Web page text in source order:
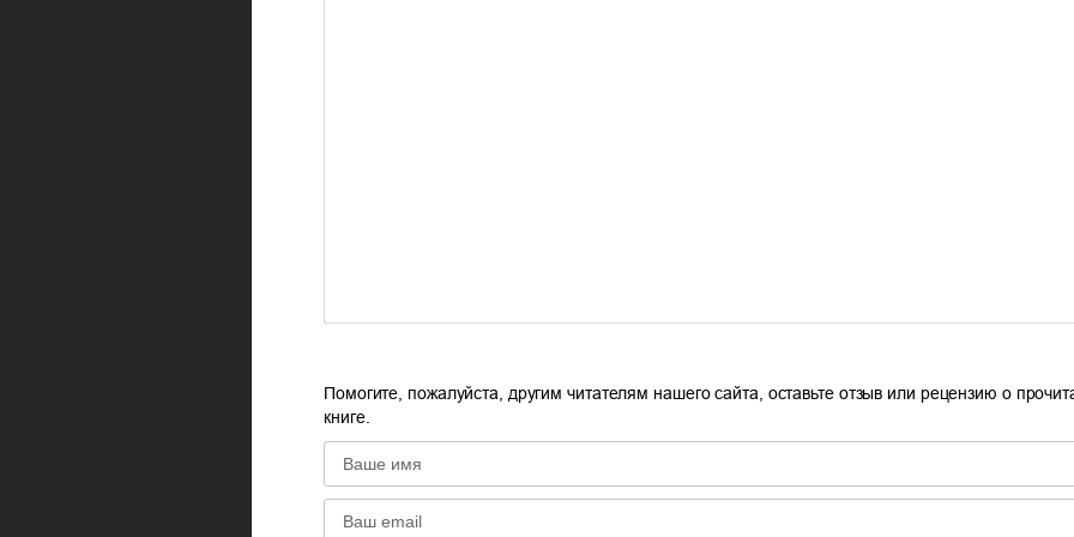
Помогите, пожалуйста, другим читателям нашего сайта, оставьте отзыв или рецензию о
книге.